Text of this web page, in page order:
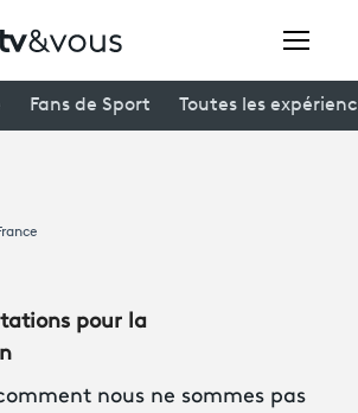
à une émission
Fans de Sport Toutes les
pour la
nous ne sommes pas